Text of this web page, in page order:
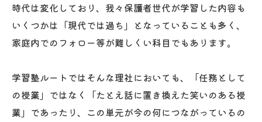
時代は変化しており、我々保護者世代が学習した内容も
いくつかは「現代では過ち」となっていることも多く、
家庭内でのフォロー等が難しくい科目でもあります。
学習塾ルートではそんな理社においても、「任務として
の授業」ではなく「たとえ話に置き換えた笑いのある授
業」であったり、この単元が今の何につながっているの